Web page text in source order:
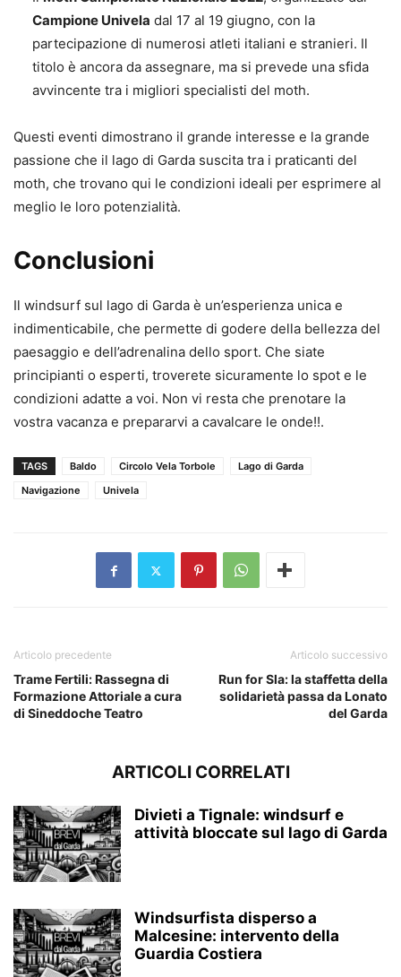
Campione Univela dal 17 al 19 giugno, con la
partecipazione di numerosi atleti italiani e stranieri. Il
titolo è ancora da assegnare, ma si prevede una sfida
avvincente tra i migliori specialisti del moth.
Questi eventi dimostrano il grande interesse e la grande
passione che il lago di Garda suscita tra i praticanti del
moth, che trovano qui le condizioni ideali per esprimere al
meglio le loro potenzialità.
Conclusioni
Il windsurf sul lago di Garda è un’esperienza unica e
indimenticabile, che permette di godere della bellezza del
paesaggio e dell’adrenalina dello sport. Che siate
principianti o esperti, troverete sicuramente lo spot e le
condizioni adatte a voi. Non vi resta che prenotare la
vostra vacanza e prepararvi a cavalcare le onde!!.
TAGS Baldo Circolo Vela Torbole
Lago di Garda
Navigazione
Univela
Articolo precedente
Trame Fertili: Rassegna di
Formazione Attoriale a cura
di Sineddoche Teatro
Articolo successivo
Run for Sla: la staffetta della
solidarietà passa da Lonato
del Garda
ARTICOLI CORRELATI
Divieti a Tignale: windsurf e
attività bloccate sul lago di Garda
Windsurfista disperso a
Malcesine: intervento della
Guardia Costiera